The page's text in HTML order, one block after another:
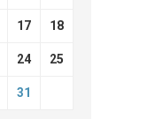
17 18
24 25
31